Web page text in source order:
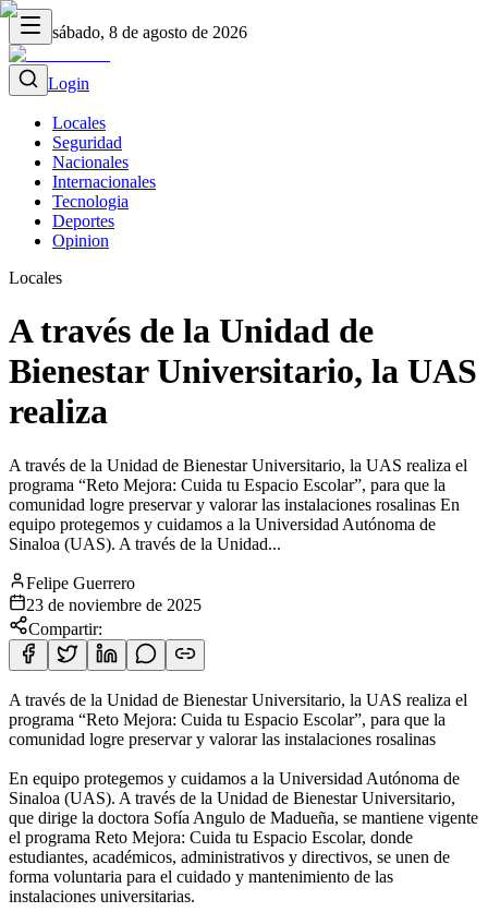
sábado, 8 de agosto de 2026
Login
Locales
Seguridad
Nacionales
Internacionales
Tecnologia
Deportes
Opinion
Locales
A través de la Unidad de
Bienestar Universitario, la UAS
realiza
A través de la Unidad de Bienestar Universitario, la UAS realiza el
programa “Reto Mejora: Cuida tu Espacio Escolar”, para que la
comunidad logre preservar y valorar las instalaciones rosalinas En
equipo protegemos y cuidamos a la Universidad Autónoma de
Sinaloa (UAS). A través de la Unidad...
Felipe Guerrero
23 de noviembre de 2025
Compartir:
A través de la Unidad de Bienestar Universitario, la UAS realiza el
programa “Reto Mejora: Cuida tu Espacio Escolar”, para que la
comunidad logre preservar y valorar las instalaciones rosalinas
En equipo protegemos y cuidamos a la Universidad Autónoma de
Sinaloa (UAS). A través de la Unidad de Bienestar Universitario,
que dirige la doctora Sofía Angulo de Madueña, se mantiene vigente
el programa Reto Mejora: Cuida tu Espacio Escolar, donde
estudiantes, académicos, administrativos y directivos, se unen de
forma voluntaria para el cuidado y mantenimiento de las
instalaciones universitarias.